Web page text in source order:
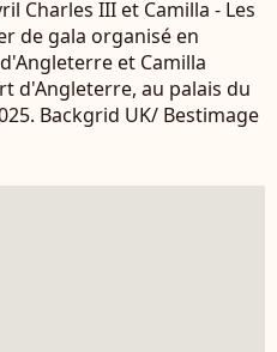
Charles III et Camilla - Les
de gala organisé en
et Camilla
d'Angleterre, au palais du
Backgrid UK/ Bestimage